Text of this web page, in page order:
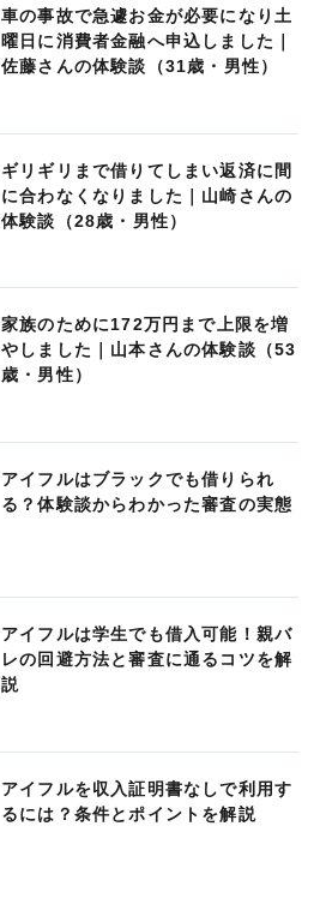
車の事故で急遽お金が必要になり土
曜日に消費者金融へ申込しました｜
佐藤さんの体験談（31歳・男性）
ギリギリまで借りてしまい返済に間
に合わなくなりました｜山崎さんの
体験談（28歳・男性）
家族のために172万円まで上限を増
やしました｜山本さんの体験談（53
歳・男性）
アイフルはブラックでも借りられ
る？体験談からわかった審査の実態
アイフルは学生でも借入可能！親バ
レの回避方法と審査に通るコツを解
説
アイフルを収入証明書なしで利用す
るには？条件とポイントを解説